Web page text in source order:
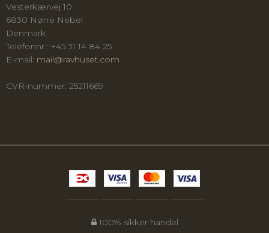
Vesterkærvej 10
6830 Nørre Nebel
Denmark
Telefonnr.: +45 31 14 84 25
E-mail: mail@ravhuset.com
CVR-nummer: 25211669
100% sikker handel